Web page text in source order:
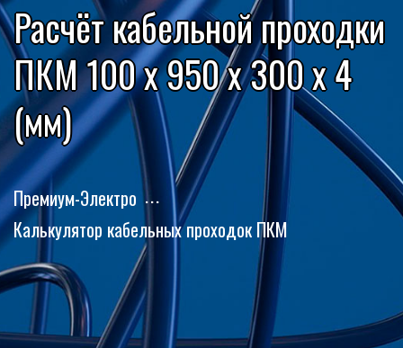
Расчёт кабельной проходки
ПКМ 100 x 950 x 300 x 4
(мм)
Премиум-Электро
Калькулятор кабельных проходок ПКМ